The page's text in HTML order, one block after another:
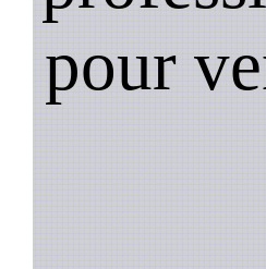
pour